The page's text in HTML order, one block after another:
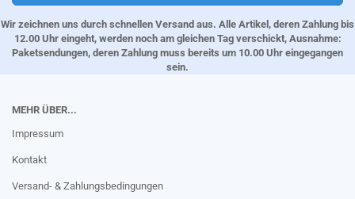
Wir zeichnen uns durch schnellen Versand aus. Alle Artikel, deren Zahlung bis
12.00 Uhr eingeht, werden noch am gleichen Tag verschickt, Ausnahme:
Paketsendungen, deren Zahlung muss bereits um 10.00 Uhr eingegangen
sein.
MEHR ÜBER...
Impressum
Kontakt
Versand- & Zahlungsbedingungen